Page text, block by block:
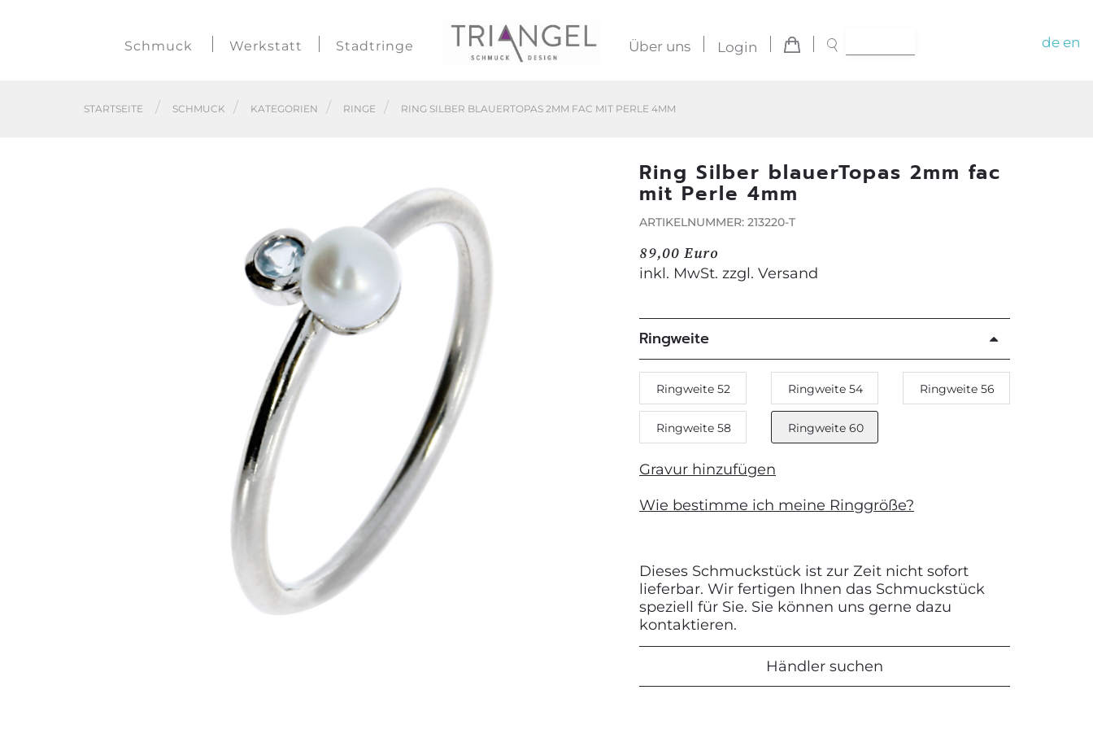
Schmuck Werkstatt Stadtringe Über uns Login de en
STARTSEITE SCHMUCK KATEGORIEN RINGE RING SILBER BLAUERTOPAS 2MM FAC MIT PERLE 4MM
Ring Silber blauerTopas 2mm fac
mit Perle 4mm
ARTIKELNUMMER: 213220-T
89,00 Euro
inkl. MwSt. zzgl. Versand
Ringweite
Ringweite 52 Ringweite 54 Ringweite 56
Ringweite 58 Ringweite 60
Gravur hinzufügen
Wie bestimme ich meine Ringgröße?
Dieses Schmuckstück ist zur Zeit nicht sofort
lieferbar. Wir fertigen Ihnen das Schmuckstück
speziell für Sie. Sie können uns gerne dazu
kontaktieren.
Händler suchen